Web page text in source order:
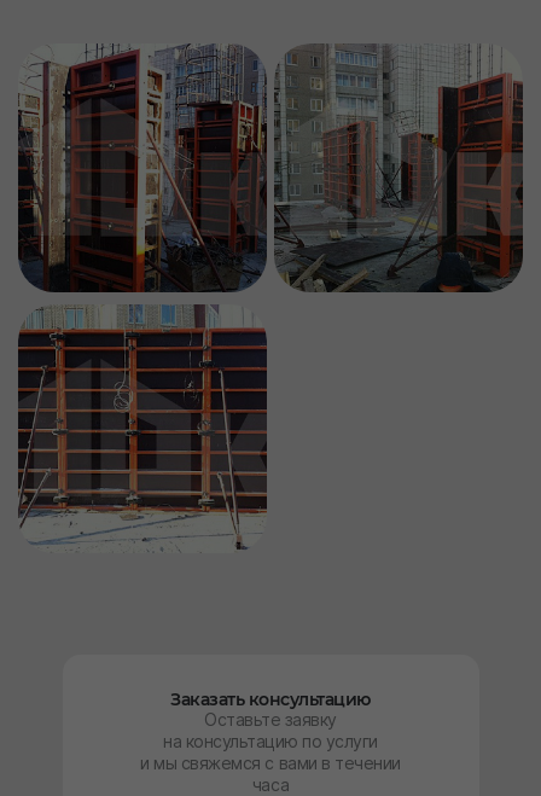
Заказать консультацию
Оставьте заявку
на консультацию по услуги
и мы свяжемся с вами в течении
часа